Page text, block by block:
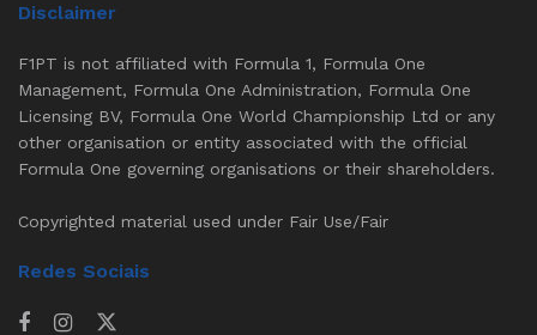
Disclaimer
F1PT is not affiliated with Formula 1, Formula One
Management, Formula One Administration, Formula One
Licensing BV, Formula One World Championship Ltd or any
other organisation or entity associated with the official
Formula One governing organisations or their shareholders.
Copyrighted material used under Fair Use/Fair
Redes Sociais